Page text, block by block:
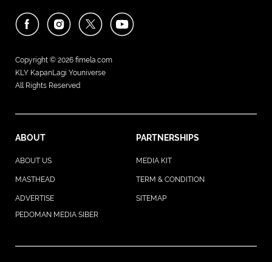
Copyright © 2026 fimela.com
KLY KapanLagi Youniverse
All Rights Reserved
ABOUT PARTNERSHIPS
ABOUT US MEDIA KIT
MASTHEAD TERM & CONDITION
ADVERTISE
SITEMAP
PEDOMAN MEDIA SIBER